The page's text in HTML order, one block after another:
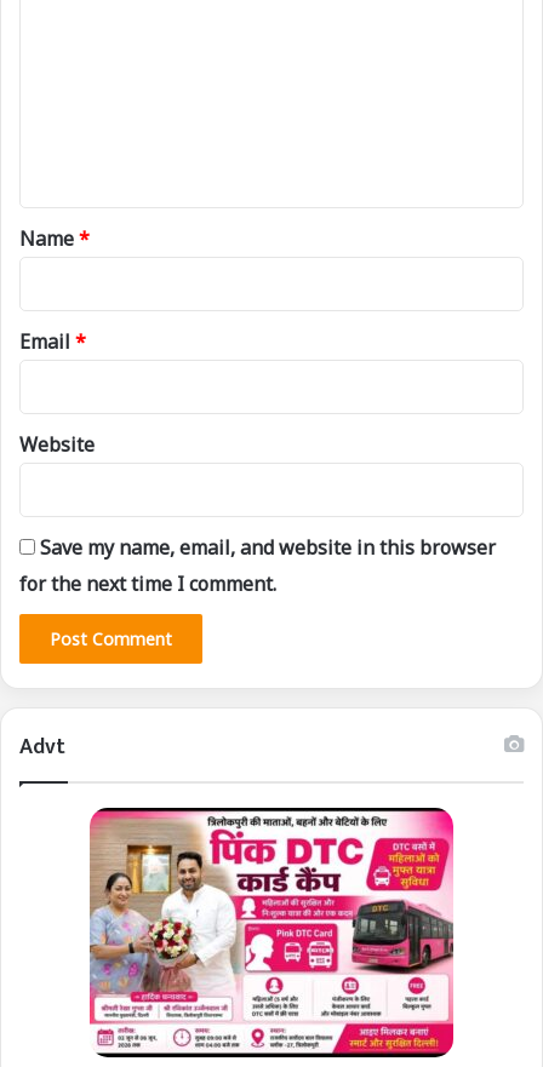
*
Name*
Email *
Website
Save my name, email, and website in this browser
for the next time I comment.
Advt